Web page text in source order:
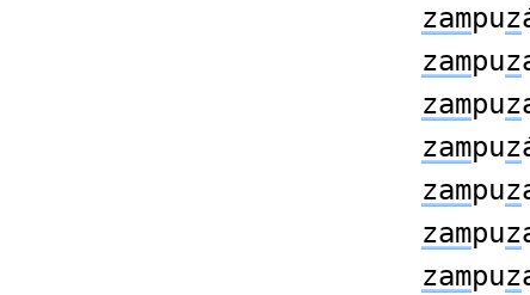
zampuz
zampuz
zampuz
zampuz
zampuz
zampuz
zampuz